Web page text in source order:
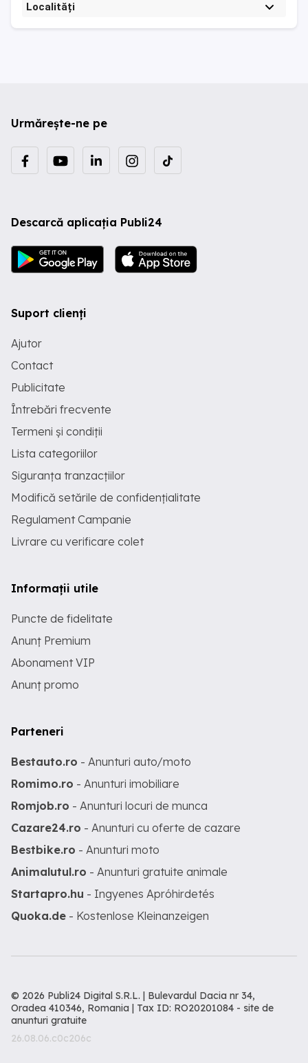
Localități
Urmărește-ne pe
Descarcă aplicația Publi24
Suport clienți
Ajutor
Contact
Publicitate
Întrebări frecvente
Termeni și condiții
Lista categoriilor
Siguranța tranzacțiilor
Modifică setările de confidențialitate
Regulament Campanie
Livrare cu verificare colet
Informații utile
Puncte de fidelitate
Anunț Premium
Abonament VIP
Anunț promo
Parteneri
Bestauto.ro - Anunturi auto/moto
Romimo.ro - Anunturi imobiliare
Romjob.ro - Anunturi locuri de munca
Cazare24.ro - Anunturi cu oferte de cazare
Bestbike.ro - Anunturi moto
Animalutul.ro - Anunturi gratuite animale
Startapro.hu - Ingyenes Apróhirdetés
Quoka.de - Kostenlose Kleinanzeigen
© 2026 Publi24 Digital S.R.L. | Bulevardul Dacia nr 34,
Oradea 410346, Romania | Tax ID: RO20201084 - site de
anunturi gratuite
26.08.06.c0c206c